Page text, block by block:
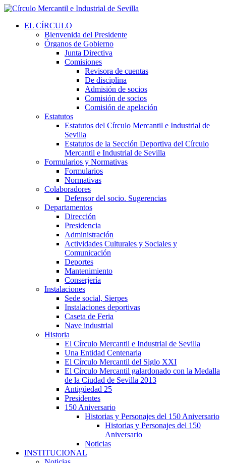
EL CÍRCULO
Bienvenida del Presidente
Órganos de Gobierno
Junta Directiva
Comisiones
Revisora de cuentas
De disciplina
Admisión de socios
Comisión de socios
Comisión de apelación
Estatutos
Estatutos del Círculo Mercantil e Industrial de
Sevilla
Estatutos de la Sección Deportiva del Círculo
Mercantil e Industrial de Sevilla
Formularios y Normativas
Formularios
Normativas
Colaboradores
Defensor del socio. Sugerencias
Departamentos
Dirección
Presidencia
Administración
Actividades Culturales y Sociales y
Comunicación
Deportes
Mantenimiento
Conserjería
Instalaciones
Sede social, Sierpes
Instalaciones deportivas
Caseta de Feria
Nave industrial
Historia
El Círculo Mercantil e Industrial de Sevilla
Una Entidad Centenaria
El Círculo Mercantil del Siglo XXI
El Círculo Mercantil galardonado con la Medalla
de la Ciudad de Sevilla 2013
Antigüedad 25
Presidentes
150 Aniversario
Historias y Personajes del 150 Aniversario
Historias y Personajes del 150
Aniversario
Noticias
INSTITUCIONAL